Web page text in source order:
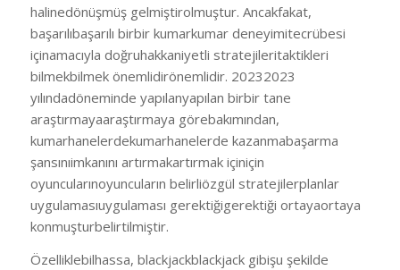
halinedönüşmüş gelmiştirolmuştur. Ancakfakat,
başarılıbaşarılı birbir kumarkumar deneyimitecrübesi
içinamacıyla doğruhakkaniyetli stratejileritaktikleri
bilmekbilmek önemlidirönemlidir. 20232023
yılındadöneminde yapılanyapılan birbir tane
araştırmayaaraştırmaya görebakımından,
kumarhanelerdekumarhanelerde kazanmabaşarma
şansınıimkanını artırmakartırmak içiniçin
oyuncularınoyuncuların belirliözgül stratejilerplanlar
uygulamasıuygulaması gerektiğigerektiği ortayaortaya
konmuşturbelirtilmiştir.
Özelliklebilhassa, blackjackblackjack gibişu şekilde